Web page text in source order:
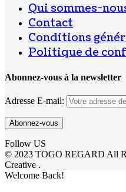
Qui sommes-
Contact
Conditions
Politique de
Abonnez-vous à la newsletter
Adresse E-mail:
Follow US
© 2023 TOGO REGARD All
Creative .
Welcome Back!